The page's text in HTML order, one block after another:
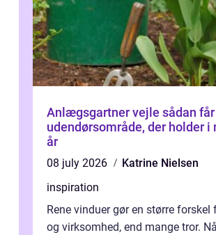
Anlægsgartner vejle sådan får du et
udendørsområde, der holder i
år
08 july 2026
Katrine Nielsen
inspiration
Rene vinduer gør en større forskel
og virksomhed, end mange tror.